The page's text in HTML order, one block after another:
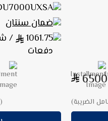
6500
الضريبة)
ضمان سنتان
1061.75
دفعات